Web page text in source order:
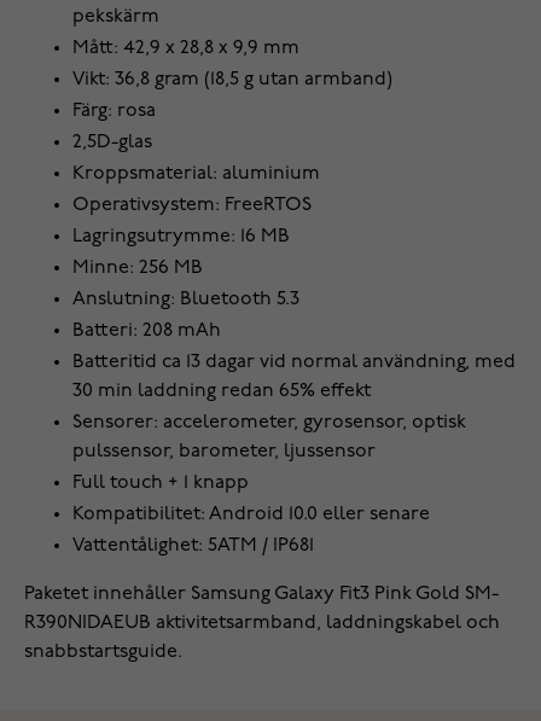
pekskärm
Mått: 42,9 x 28,8 x 9,9 mm
Vikt: 36,8 gram (18,5 g utan armband)
Färg: rosa
2,5D-glas
Kroppsmaterial: aluminium
Operativsystem: FreeRTOS
Lagringsutrymme: 16 MB
Minne: 256 MB
Anslutning: Bluetooth 5.3
Batteri: 208 mAh
Batteritid ca 13 dagar vid normal användning, med
30 min laddning redan 65% effekt
Sensorer: accelerometer, gyrosensor, optisk
pulssensor, barometer, ljussensor
Full touch + 1 knapp
Kompatibilitet: Android 10.0 eller senare
Vattentålighet: 5ATM / IP681
Paketet innehåller Samsung Galaxy Fit3 Pink Gold SM-
R390NIDAEUB aktivitetsarmband, laddningskabel och
snabbstartsguide.